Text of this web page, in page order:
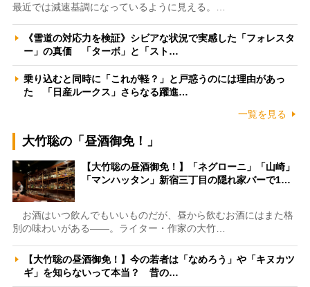
最近では減速基調になっているように見える。…
《雪道の対応力を検証》シビアな状況で実感した「フォレスタ
ー」の真価 「ターボ」と「スト…
乗り込むと同時に「これが軽？」と戸惑うのには理由があっ
た 「日産ルークス」さらなる躍進…
一覧を見る
大竹聡の「昼酒御免！」
【大竹聡の昼酒御免！】「ネグローニ」「山崎」
「マンハッタン」新宿三丁目の隠れ家バーで1…
お酒はいつ飲んでもいいものだが、昼から飲むお酒にはまた格
別の味わいがある――。ライター・作家の大竹…
【大竹聡の昼酒御免！】今の若者は「なめろう」や「キヌカツ
ギ」を知らないって本当？ 昔の…